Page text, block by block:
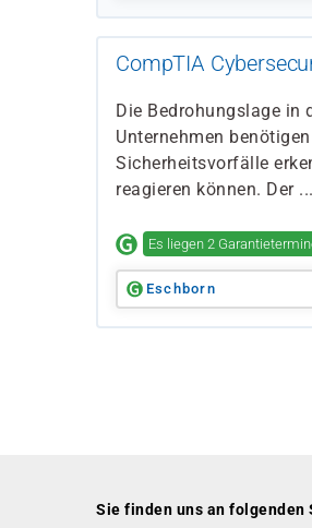
CompTIA
Die Bedrohungslage in
Unternehmen
Sicherheitsvorfälle
reagieren können. Der ...
Es liegen 2
Eschborn
Sie finden uns an folgenden